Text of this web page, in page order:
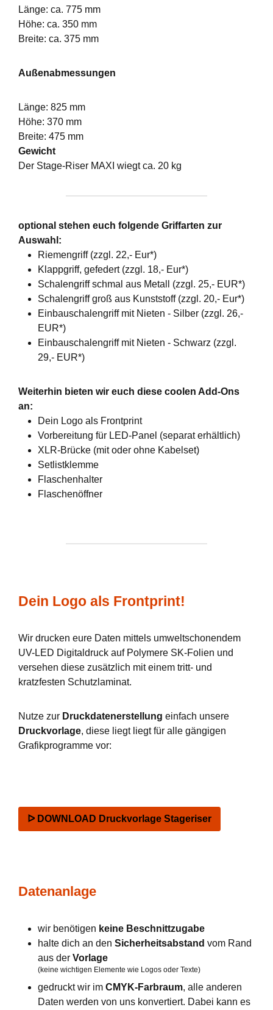
Länge: ca. 775 mm
Höhe: ca. 350 mm
Breite: ca. 375 mm
Außenabmessungen
Länge: 825 mm
Höhe: 370 mm
Breite: 475 mm
Gewicht
Der Stage-Riser MAXI wiegt ca. 20 kg
optional stehen euch folgende Griffarten zur
Auswahl:
Riemengriff (zzgl. 22,- Eur*)
Klappgriff, gefedert (zzgl. 18,- Eur*)
Schalengriff schmal aus Metall (zzgl. 25,- EUR*)
Schalengriff groß aus Kunststoff (zzgl. 20,- Eur*)
Einbauschalengriff mit Nieten - Silber (zzgl. 26,-
EUR*)
Einbauschalengriff mit Nieten - Schwarz (zzgl.
29,- EUR*)
Weiterhin bieten wir euch diese coolen Add-Ons
an:
Dein Logo als Frontprint
Vorbereitung für LED-Panel (separat erhältlich)
XLR-Brücke (mit oder ohne Kabelset)
Setlistklemme
Flaschenhalter
Flaschenöffner
Dein Logo als Frontprint!
Wir drucken eure Daten mittels umweltschonendem
UV-LED Digitaldruck auf Polymere SK-Folien und
versehen diese zusätzlich mit einem tritt- und
kratzfesten Schutzlaminat.
Nutze zur Druckdatenerstellung einfach unsere
Druckvorlage, diese liegt liegt für alle gängigen
Grafikprogramme vor:
ᐅ DOWNLOAD Druckvorlage Stageriser
Datenanlage
wir benötigen keine Beschnittzugabe
halte dich an den Sicherheitsabstand vom Rand
aus der Vorlage
(keine wichtigen Elemente wie Logos oder Texte)
gedruckt wir im CMYK-Farbraum, alle anderen
Daten werden von uns konvertiert. Dabei kann es